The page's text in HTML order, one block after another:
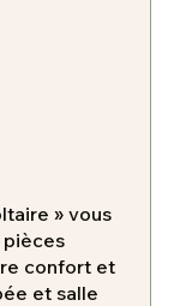
» vous
confort et
et salle